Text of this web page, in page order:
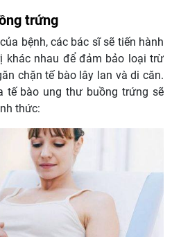
trứng
bệnh, các bác sĩ sẽ tiến hành
khác nhau để đảm bảo loại trừ
chặn tế bào lây lan và di căn.
tế bào ung thư buồng trứng sẽ
thức: